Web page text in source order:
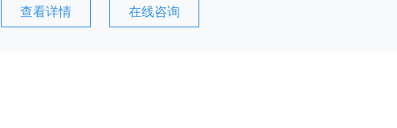
查看详情 在线咨询